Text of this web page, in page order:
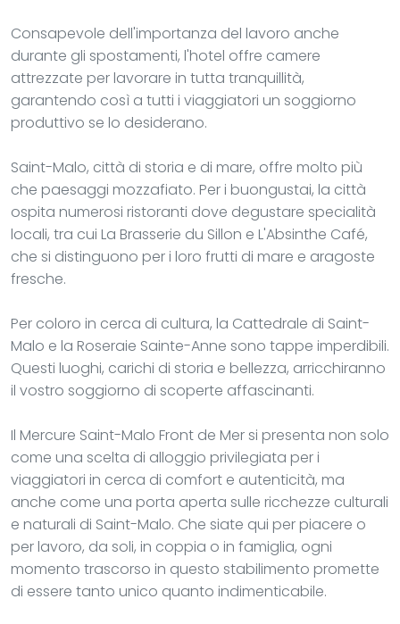
Consapevole dell'importanza del lavoro anche
durante gli spostamenti, l'hotel offre camere
attrezzate per lavorare in tutta tranquillità,
garantendo così a tutti i viaggiatori un soggiorno
produttivo se lo desiderano.
Saint-Malo, città di storia e di mare, offre molto più
che paesaggi mozzafiato. Per i buongustai, la città
ospita numerosi ristoranti dove degustare specialità
locali, tra cui La Brasserie du Sillon e L'Absinthe Café,
che si distinguono per i loro frutti di mare e aragoste
fresche.
Per coloro in cerca di cultura, la Cattedrale di Saint-
Malo e la Roseraie Sainte-Anne sono tappe imperdibili.
Questi luoghi, carichi di storia e bellezza, arricchiranno
il vostro soggiorno di scoperte affascinanti.
Il Mercure Saint-Malo Front de Mer si presenta non solo
come una scelta di alloggio privilegiata per i
viaggiatori in cerca di comfort e autenticità, ma
anche come una porta aperta sulle ricchezze culturali
e naturali di Saint-Malo. Che siate qui per piacere o
per lavoro, da soli, in coppia o in famiglia, ogni
momento trascorso in questo stabilimento promette
di essere tanto unico quanto indimenticabile.